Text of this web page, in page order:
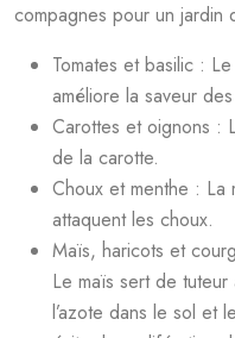
compagnes pour un
Tomates et basilic :
améliore la saveur
Carottes et oignons :
de la carotte.
Choux et menthe : La
attaquent les choux.
Maïs, haricots et
Le maïs sert de
l’azote dans le sol et